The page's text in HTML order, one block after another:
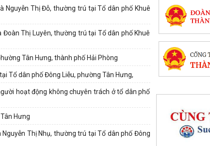
Nguyễn Thị Đỗ, thường trú tại Tổ dân phố Khuê
Thị Luyên, thường trú tại Tổ dân phố Khuê
Tân Hưng, thành phố Hải Phòng
Tổ dân phố Đông Liễu, phường Tân Hưng,
hoạt động không chuyên trách ở tổ dân phố
Hưng
Thị Nhụ, thường trú tại Tổ dân phố Đông